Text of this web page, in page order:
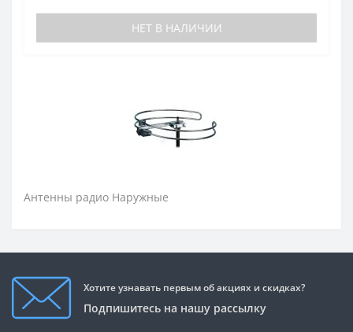
НЕТ В НАЛИЧИИ
Антенны радио Наружные
Хотите узнавать первым об акциях и скидках?
Подпишитесь на нашу рассылку